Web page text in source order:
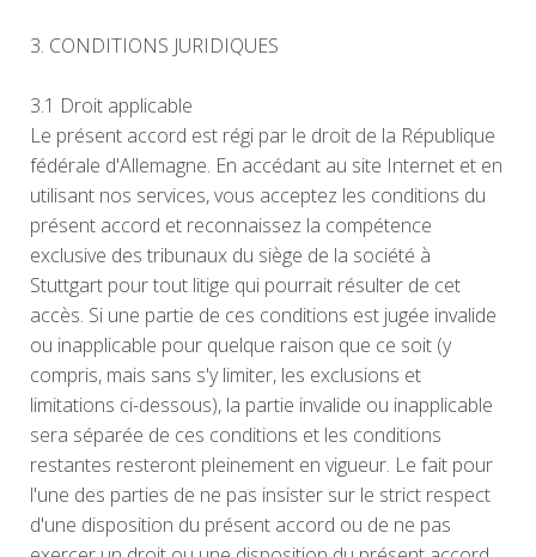
3. CONDITIONS JURIDIQUES
3.1 Droit applicable
Le présent accord est régi par le droit de la République
fédérale d'Allemagne. En accédant au site Internet et en
utilisant nos services, vous acceptez les conditions du
présent accord et reconnaissez la compétence
exclusive des tribunaux du siège de la société à
Stuttgart pour tout litige qui pourrait résulter de cet
accès. Si une partie de ces conditions est jugée invalide
ou inapplicable pour quelque raison que ce soit (y
compris, mais sans s'y limiter, les exclusions et
limitations ci-dessous), la partie invalide ou inapplicable
sera séparée de ces conditions et les conditions
restantes resteront pleinement en vigueur. Le fait pour
l'une des parties de ne pas insister sur le strict respect
d'une disposition du présent accord ou de ne pas